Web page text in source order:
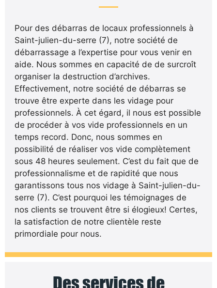
Pour des débarras de locaux professionnels à
Saint-julien-du-serre (7), notre société de
débarrassage a l’expertise pour vous venir en
aide. Nous sommes en capacité de de surcroît
organiser la destruction d’archives.
Effectivement, notre société de débarras se
trouve être experte dans les vidage pour
professionnels. À cet égard, il nous est possible
de procéder à vos vide professionnels en un
temps record. Donc, nous sommes en
possibilité de réaliser vos vide complètement
sous 48 heures seulement. C’est du fait que de
professionnalisme et de rapidité que nous
garantissons tous nos vidage à Saint-julien-du-
serre (7). C’est pourquoi les témoignages de
nos clients se trouvent être si élogieux! Certes,
la satisfaction de notre clientèle reste
primordiale pour nous.
Des services de